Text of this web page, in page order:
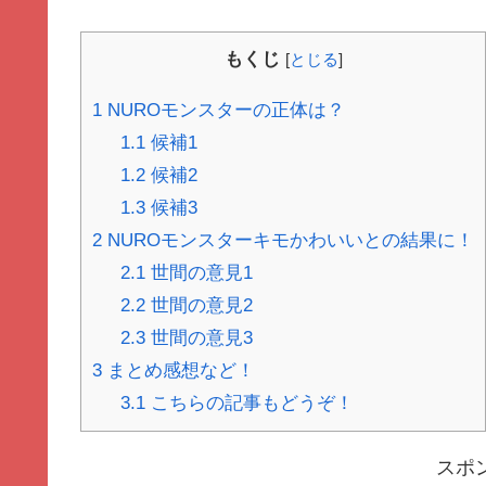
もくじ [とじる]
1 NUROモンスターの正体は？
1.1候補1
1.2候補2
1.3候補3
2 NUROモンスターキモかわいいとの結果に！
2.1世間の意見1
2.2世間の意見2
2.3世間の意見3
3 まとめ感想など！
3.1こちらの記事もどうぞ！
スポ